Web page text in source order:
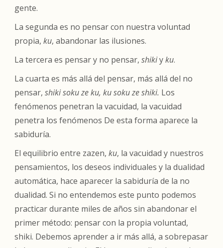
gente.
La segunda es no pensar con nuestra voluntad
propia, ku, abandonar las ilusiones.
La tercera es pensar y no pensar, shikiyku.
La cuarta es más allá del pensar, más allá del no
pensar, shiki soku ze ku, ku soku ze shiki. Los
fenómenos penetran la vacuidad, la vacuidad
penetra los fenómenos De esta forma aparece la
sabiduría.
El equilibrio entre zazen, ku, la vacuidad y nuestros
pensamientos, los deseos individuales y la dualidad
automática, hace aparecer la sabiduría de la no
dualidad. Si no entendemos este punto podemos
practicar durante miles de años sin abandonar el
primer método: pensar con la propia voluntad,
shiki. Debemos aprender a ir más allá, a sobrepasar